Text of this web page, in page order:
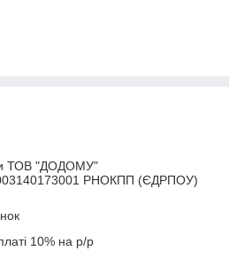
ТОВ "ДОДОМУ"
РНОКПП (ЄДРПОУ)
10% на р/р